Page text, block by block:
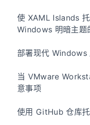
使 XAML Islands
Windows 明暗主题
部署现代 Windows
当 VMware
意事项
使用 GitHub 仓库